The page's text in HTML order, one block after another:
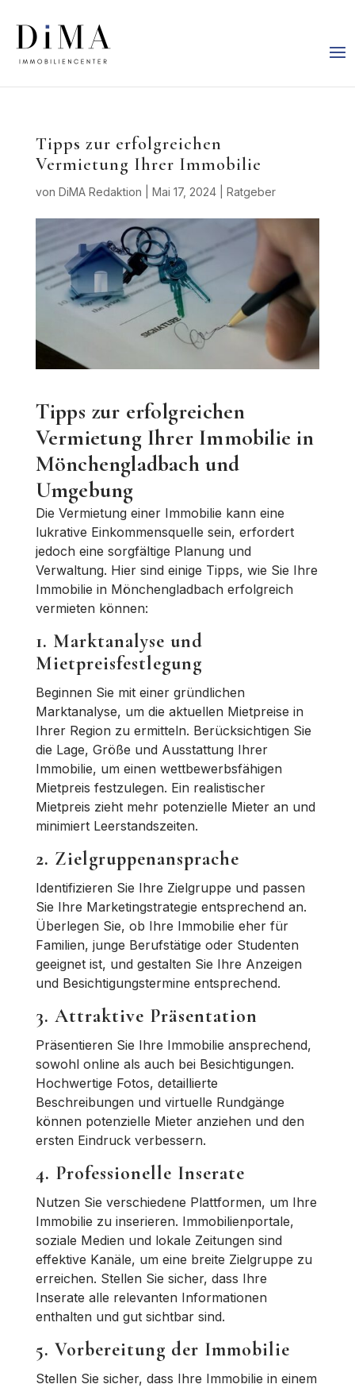
Tipps zur erfolgreichen
Vermietung Ihrer Immobilie
von DiMA Redaktion Mai 17, 2024| Ratgeber
Tipps zur erfolgreichen
Vermietung Ihrer Immobilie in
Mönchengladbach und
Umgebung
Die Vermietung einer Immobilie kann eine
lukrative Einkommensquelle sein, erfordert
jedoch eine sorgfältige Planung und
Verwaltung. Hier sind einige Tipps, wie Sie Ihre
Immobilie in Mönchengladbach erfolgreich
vermieten können:
1. Marktanalyse und
Mietpreisfestlegung
Beginnen Sie mit einer gründlichen
Marktanalyse, um die aktuellen Mietpreise in
Ihrer Region zu ermitteln. Berücksichtigen Sie
die Lage, Größe und Ausstattung Ihrer
Immobilie, um einen wettbewerbsfähigen
Mietpreis festzulegen. Ein realistischer
Mietpreis zieht mehr potenzielle Mieter an und
minimiert Leerstandszeiten.
2. Zielgruppenansprache
Identifizieren Sie Ihre Zielgruppe und passen
Sie Ihre Marketingstrategie entsprechend an.
Überlegen Sie, ob Ihre Immobilie eher für
Familien, junge Berufstätige oder Studenten
geeignet ist, und gestalten Sie Ihre Anzeigen
und Besichtigungstermine entsprechend.
3. Attraktive Präsentation
Präsentieren Sie Ihre Immobilie ansprechend,
sowohl online als auch bei Besichtigungen.
Hochwertige Fotos, detaillierte
Beschreibungen und virtuelle Rundgänge
können potenzielle Mieter anziehen und den
ersten Eindruck verbessern.
4. Professionelle Inserate
Nutzen Sie verschiedene Plattformen, um Ihre
Immobilie zu inserieren. Immobilienportale,
soziale Medien und lokale Zeitungen sind
effektive Kanäle, um eine breite Zielgruppe zu
erreichen. Stellen Sie sicher, dass Ihre
Inserate alle relevanten Informationen
enthalten und gut sichtbar sind.
5. Vorbereitung der Immobilie
Stellen Sie sicher, dass Ihre Immobilie in einem